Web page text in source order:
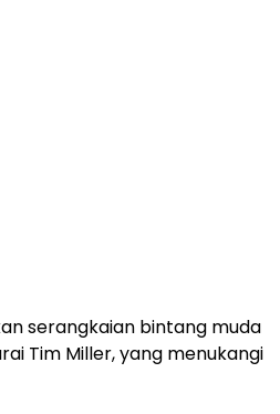
serangkaian bintang muda
Tim Miller, yang menukangi